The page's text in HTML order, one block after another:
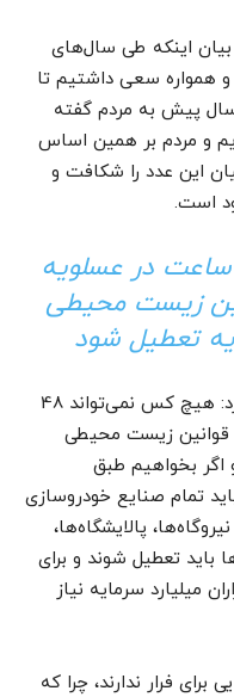
اینکه طی سال‌های
و همواره سعی داشتیم تا
مردم را آرام کنیم، افزود: از 50 سال پیش به مردم گفته
داریم و مردم بر همین اساس
این عدد را شکافت و
هیچ کس نمی‌تواند 48 ساعت در عسلویه
زیست محیطی
تعطیل شود
رئیس سازمان محیط زیست تاکید کرد: هیچ کس نمی‌تواند 48
قوانین زیست محیطی
اگر بخواهیم طبق
تمام صنایع خودروسازی
پالایشگاه‌ها،
باید تعطیل شوند و برای
میلیارد سرمایه نیاز
فرار ندارند، چرا که